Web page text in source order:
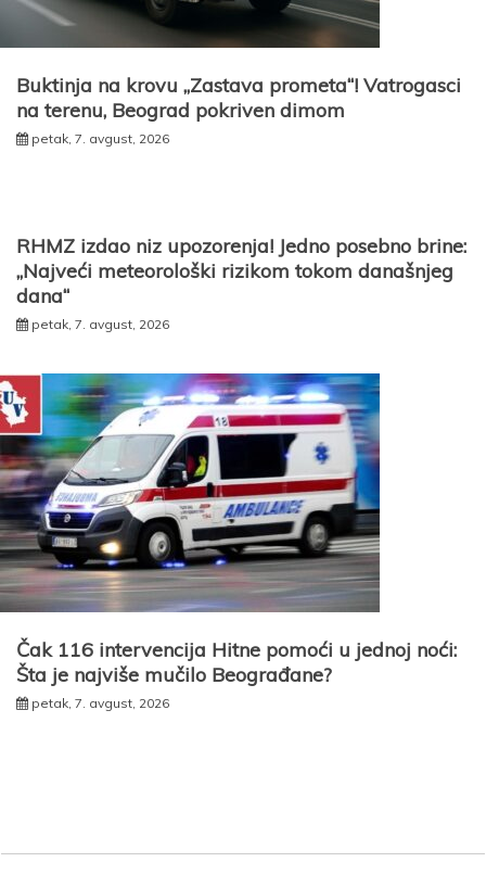
Buktinja na krovu „Zastava prometa“! Vatrogasci
na terenu, Beograd pokriven dimom
petak, 7. avgust, 2026
RHMZ izdao niz upozorenja! Jedno posebno brine:
„Najveći meteorološki rizikom tokom današnjeg
dana“
petak, 7. avgust, 2026
Čak 116 intervencija Hitne pomoći u jednoj noći:
Šta je najviše mučilo Beograđane?
petak, 7. avgust, 2026